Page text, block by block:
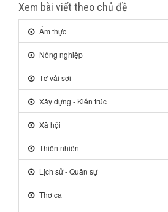
Xem bài viết theo chủ đề
Ẩm thực
Nông nghiệp
Tơ vải sợi
Xây dựng - Kiến trúc
Xã hội
Thiên nhiên
Lịch sử - Quân sự
Thơ ca